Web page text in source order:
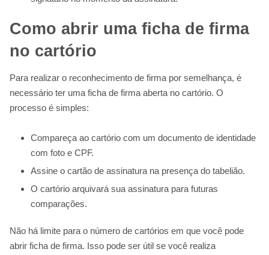
Como abrir uma ficha de firma
no cartório
Para realizar o reconhecimento de firma por semelhança, é
necessário ter uma ficha de firma aberta no cartório. O
processo é simples:
Compareça ao cartório com um documento de identidade
com foto e CPF.
Assine o cartão de assinatura na presença do tabelião.
O cartório arquivará sua assinatura para futuras
comparações.
Não há limite para o número de cartórios em que você pode
abrir ficha de firma. Isso pode ser útil se você realiza